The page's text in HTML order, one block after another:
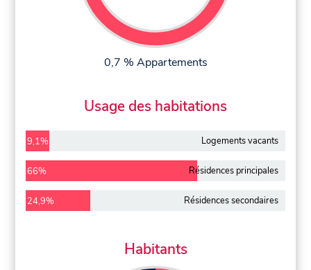
0,7 % Appartements
Usage des habitations
9,1% Logements vacants
66% Résidences principales
24,9% Résidences secondaires
Habitants